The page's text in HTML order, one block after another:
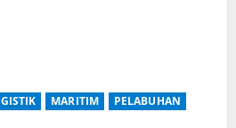
MARITIM
PELABUHAN